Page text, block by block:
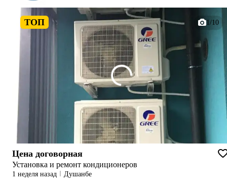
ТОП 1/10
Цена договорная
Установка и ремонт кондиционеров
1 неделя назад Душанбе